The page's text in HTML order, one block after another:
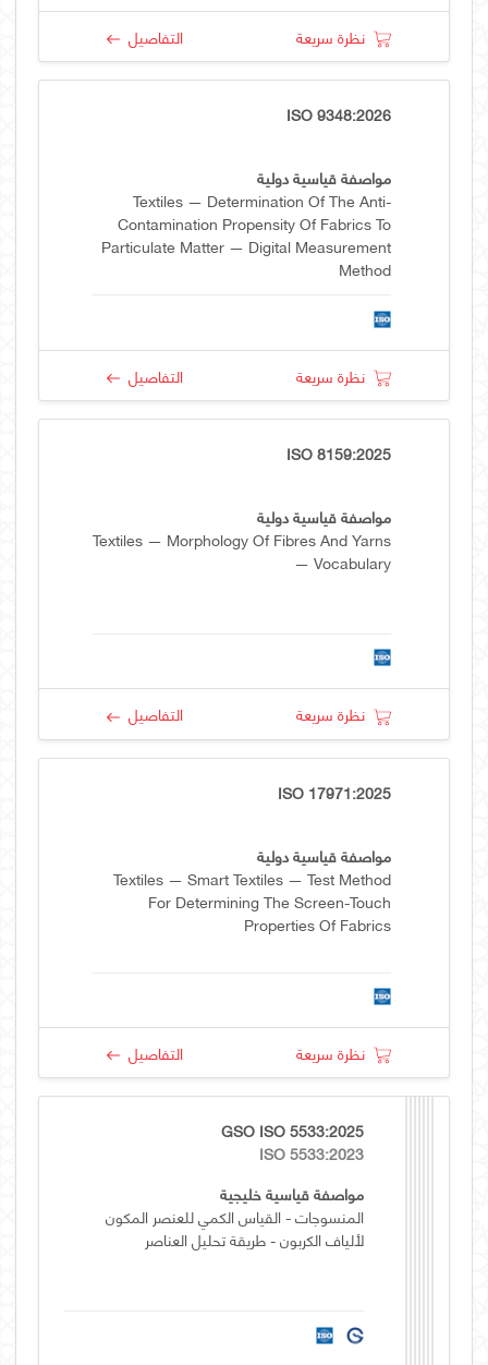
نظرة سريعة التفاصيل
ISO 9348:2026
مواصفة قياسية دولية
Textiles — Determination Of The Anti-
Contamination Propensity Of Fabrics To
Particulate Matter — Digital Measurement
Method
نظرة سريعة التفاصيل
ISO 8159:2025
مواصفة قياسية دولية
Textiles — Morphology Of Fibres And Yarns
— Vocabulary
نظرة سريعة التفاصيل
ISO 17971:2025
مواصفة قياسية دولية
Textiles — Smart Textiles — Test Method
For Determining The Screen-Touch
Properties Of Fabrics
نظرة سريعة التفاصيل
GSO ISO 5533:2025
ISO 5533:2023
مواصفة قياسية خليجية
المنسوجات - القياس الكمي للعنصر المكون
لألياف الكربون - طريقة تحليل العناصر